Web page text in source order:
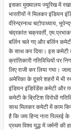
इसका मुख्यालय ज्यूरिख में
भारतीयों ने मिलकर इंडियन
वीरेन्द्रनाथ चटोपाध्याय,
चंद्रकांत चक्रवर्ती,
बर्लिन चले गए और बर्लिन
के साथ कर दिया। इस कमेटी
क्रांतिकारी गतिविधियों पर
लिए राजी कर लिया गया।
अमेरिका के दूसरे शहरों में भी
इंडियन इंडिपेंडेंस कमेटी और
कमेटी के ब्रिटिश विरोधी
साथ मिलकर कमेटी में काम
है कि जय हिन्द नारा पिल्लई
प्रथम विश्व युद्ध में जर्मनी की